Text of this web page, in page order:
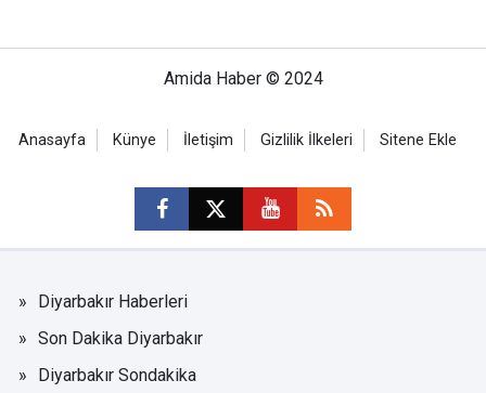
Amida Haber © 2024
Anasayfa Künye İletişim Gizlilik İlkeleri Sitene Ekle
Diyarbakır Haberleri
Son Dakika Diyarbakır
Diyarbakır Sondakika